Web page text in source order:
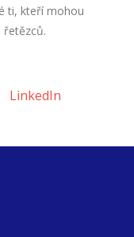
ti, kteří mohou
řetězců.
LinkedIn